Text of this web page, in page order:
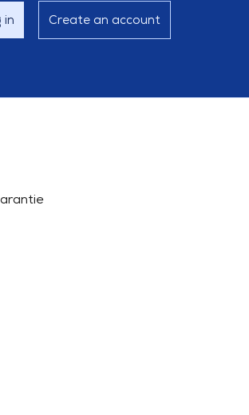
in Create an account